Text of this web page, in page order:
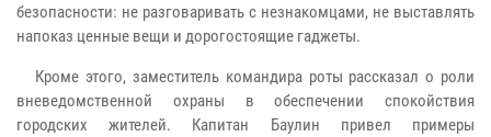
безопасности: не разговаривать с незнакомцами, не выставлять
напоказ ценные вещи и дорогостоящие гаджеты.
Кроме этого, заместитель командира роты рассказал о роли
вневедомственной охраны в обеспечении спокойствия
городских жителей. Капитан Баулин привел примеры